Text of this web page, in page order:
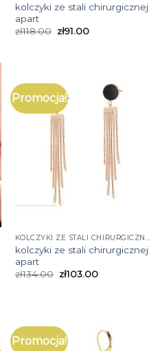
kolczyki ze stali chirurgicznej
apart
zł118.00 zł91.00
Promocja!
KOLCZYKI ZE STALI CHIRURGICZNEJ APART
kolczyki ze stali chirurgicznej
apart
zł134.00 zł103.00
Promocja!